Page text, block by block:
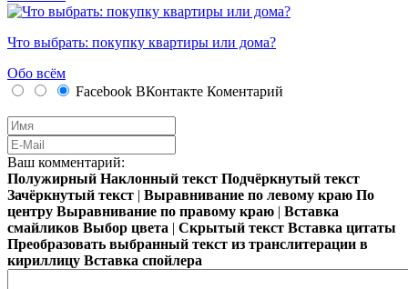
Что выбрать: покупку квартиры или дома?
Обо всём
Facebook ВКонтакте Коментарий
Ваш комментарий:
Полужирный Наклонный текст Подчёркнутый текст
Зачёркнутый текст | Выравнивание по левому краю По
центру Выравнивание по правому краю | Вставка
смайликов Выбор цвета | Скрытый текст Вставка цитаты
Преобразовать выбранный текст из транслитерации в
кириллицу Вставка спойлера